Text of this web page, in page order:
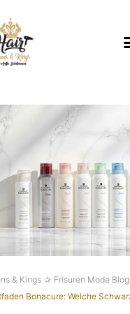
& Kings
Frisuren Mode Blog
Bonacure: Welche